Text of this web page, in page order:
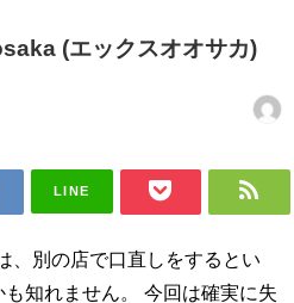
(エックスオオサカ)
LINE
別の店で口直しをするとい
知れません。 今回は確実に失